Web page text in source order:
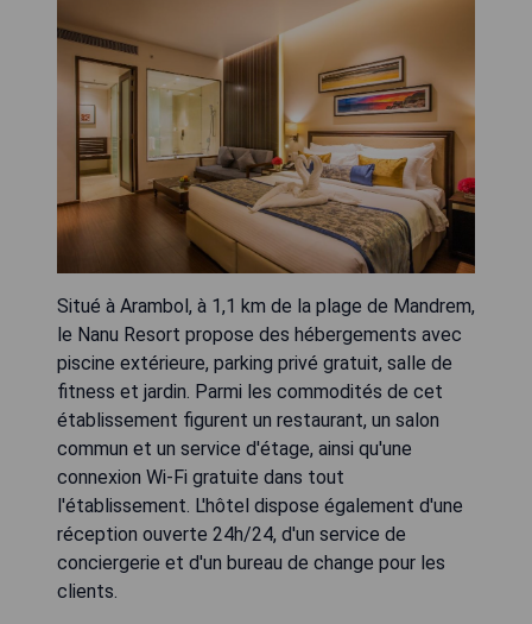
Situé à Arambol, à 1,1 km de la plage de Mandrem,
le Nanu Resort propose des hébergements avec
piscine extérieure, parking privé gratuit, salle de
fitness et jardin. Parmi les commodités de cet
établissement figurent un restaurant, un salon
commun et un service d'étage, ainsi qu'une
connexion Wi-Fi gratuite dans tout
l'établissement. L'hôtel dispose également d'une
réception ouverte 24h/24, d'un service de
conciergerie et d'un bureau de change pour les
clients.